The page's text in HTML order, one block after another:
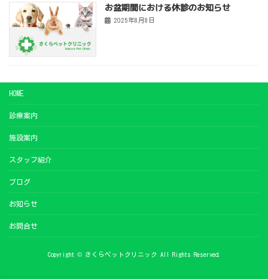
お盆期間における休診のお知らせ
2025年8月8日
HOME
診療案内
施設案内
スタッフ紹介
ブログ
お知らせ
お問合せ
Copyright © さくらペットクリニック All Rights Reserved.